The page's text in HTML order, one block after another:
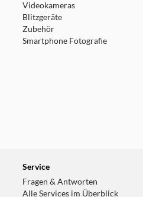
Videokameras
Blitzgeräte
Zubehör
Smartphone Fotografie
Service
Fragen & Antworten
Alle Services im Überblick